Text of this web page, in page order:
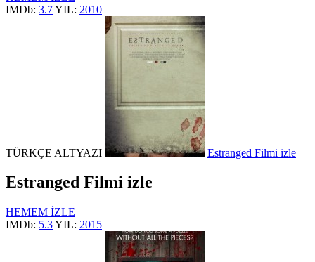
IMDb: 3.7YIL: 2010
TÜRKÇE ALTYAZI Estranged Filmi izle
Estranged Filmi izle
HEMEM İZLE
IMDb: 5.3YIL: 2015